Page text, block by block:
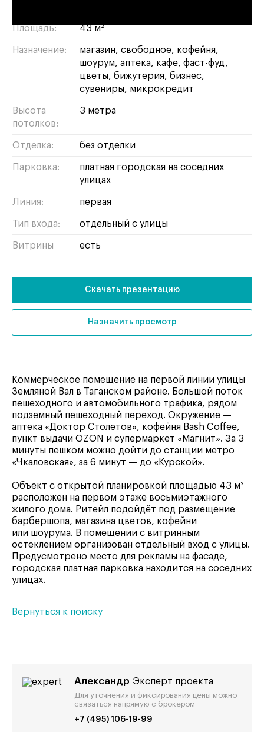
Площадь: 43 м²
Назначение: магазин свободное
кофейня
шоурум аптека кафе фаст-фуд
цветы бижутерия бизнес
сувениры
микрокредит
Высота
потолков:
3 метра
Отделка: без отделки
Парковка:
платная городская на соседних
улицах
Линия: первая
Тип входа: отдельный с улицы
Витрины есть
Скачать презентацию
Назначить просмотр
Коммерческое помещение на первой линии улицы
Земляной Вал в Таганском районе. Большой поток
пешеходного и автомобильного трафика, рядом
подземный пешеходный переход. Окружение —
аптека «Доктор Столетов», кофейня Bash Coffee,
пункт выдачи OZON и супермаркет «Магнит». За 3
минуты пешком можно дойти до станции метро
«Чкаловская», за 6 минут — до «Курской».
Объект с открытой планировкой площадью 43 м²
расположен на первом этаже восьмиэтажного
жилого дома. Ритейл подойдёт под размещение
барбершопа, магазина цветов, кофейни
или шоурума. В помещении с витринным
остеклением организован отдельный вход с улицы.
Предусмотрено место для рекламы на фасаде,
городская платная парковка находится на соседних
улицах.
Вернуться к поиску
Александр Эксперт проекта
Для уточнения и фиксирования цены можно
связаться напрямую с брокером
+7 (495) 106-19-99